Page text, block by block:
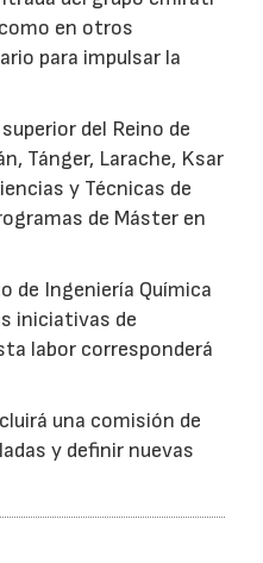
en otros
para impulsar la
del Reino de
Tánger, Larache, Ksar
y Técnicas de
de Máster en
de Ingeniería Química
iniciativas de
labor corresponderá
una comisión de
y definir nuevas